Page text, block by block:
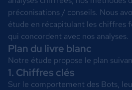
préconisations / conseils. Nous
étude en récapitulant les chiffres
qui concordent avec nos analyses.
Plan du livre blanc
Notre étude propose le plan
1. Chiffres clés
Sur le comportement des Bots,